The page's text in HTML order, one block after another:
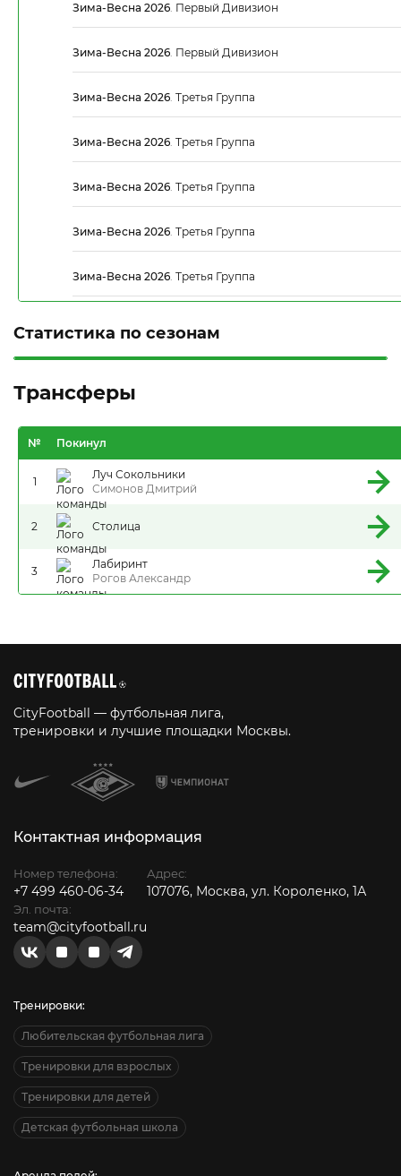
Зима-Весна 2026. Первый Дивизион
Зима-Весна 2026. Первый Дивизион
Зима-Весна 2026. Третья Группа
Зима-Весна 2026. Третья Группа
Зима-Весна 2026. Третья Группа
Зима-Весна 2026. Третья Группа
Зима-Весна 2026. Третья Группа
Статистика по сезонам
Трансферы
№ Покинул
1
Луч Сокольники
Симонов Дмитрий
2 Столица
3
Лабиринт
Рогов Александр
CityFootball — футбольная лига,
тренировки и лучшие площадки Москвы.
Контактная информация
Номер телефона:
+7 499 460-06-34
Эл. почта:
team@cityfootball.ru
Адрес:
107076, Москва, ул. Короленко, 1А
Тренировки:
Любительская футбольная лига
Тренировки для взрослых
Тренировки для детей
Детская футбольная школа